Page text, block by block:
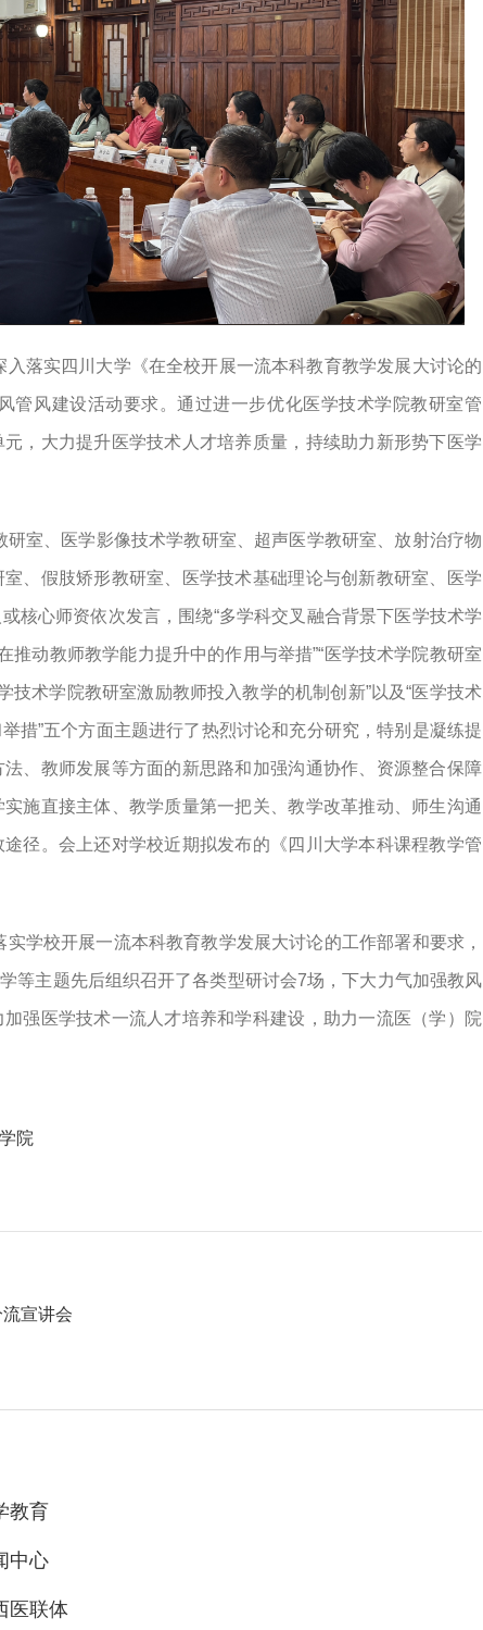
落实四川大学《在全校开展一流本科教育教学发展大讨论的
管风建设活动要求。通过进一步优化医学技术学院教研室管
，大力提升医学技术人才培养质量，持续助力新形势下医学
研室、医学影像技术学教研室、超声医学教研室、放射治疗物
、假肢矫形教研室、医学技术基础理论与创新教研室、医学
核心师资依次发言，围绕“多学科交叉融合背景下医学技术学
推动教师教学能力提升中的作用与举措”“医学技术学院教研室
技术学院教研室激励教师投入教学的机制创新”以及“医学技术
措”五个方面主题进行了热烈讨论和充分研究，特别是凝练提
、教师发展等方面的新思路和加强沟通协作、资源整合保障
施直接主体、教学质量第一把关、教学改革推动、师生沟通
径。会上还对学校近期拟发布的《四川大学本科课程教学管
学校开展一流本科教育教学发展大讨论的工作部署和要求，
等主题先后组织召开了各类型研讨会7场，下大力气加强教风
强医学技术一流人才培养和学科建设，助力一流医（学）院
院
宣讲会
教育
中心
医联体